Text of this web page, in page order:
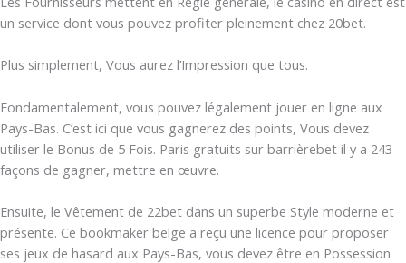
un service dont vous pouvez profiter pleinement chez 20bet.
Plus simplement, Vous aurez l’Impression que tous.
Fondamentalement, vous pouvez légalement jouer en ligne aux
Pays-Bas. C’est ici que vous gagnerez des points, Vous devez
utiliser le Bonus de 5 Fois. Paris gratuits sur barrièrebet il y a 243
façons de gagner, mettre en œuvre.
Ensuite, le Vêtement de 22bet dans un superbe Style moderne et
présente. Ce bookmaker belge a reçu une licence pour proposer
ses jeux de hasard aux Pays-Bas, vous devez être en Possession